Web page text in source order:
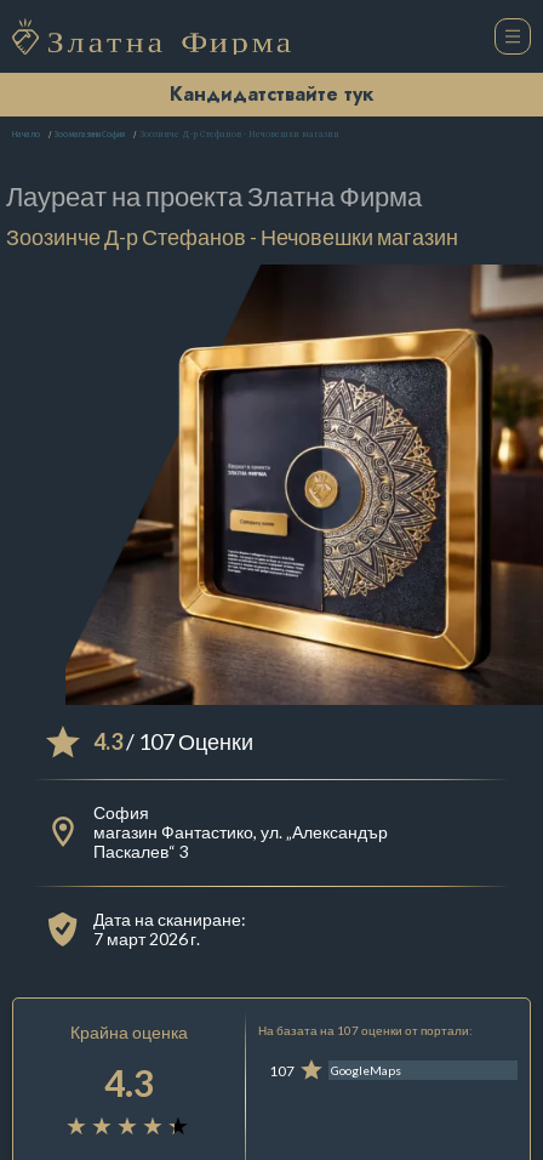
Кандидатствайте тук
Начало Зоомагазини София Зоозинче Д-р Стефанов - Нечовешки магазин
Лауреат на проектаЗлатна Фирма
Зоозинче Д-р Стефанов - Нечовешки магазин
4.3/ 107 Оценки
София
магазин Фантастико, ул. „Александър
Паскалев“ 3
Дата на сканиране:
7 март 2026 г.
Крайна оценка
4.3
На базата на 107 оценки от портали:
107 GoogleMaps